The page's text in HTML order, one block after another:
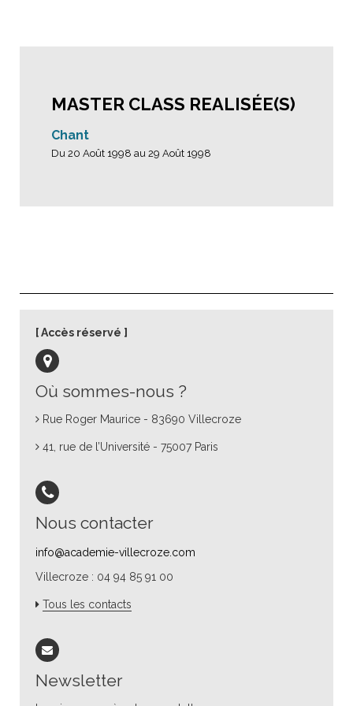
MASTER CLASS REALISÉE(S)
Chant
Du 20 Août 1998 au 29 Août 1998
Où sommes-nous ?
Rue Roger Maurice - 83690 Villecroze
41, rue de l’Université - 75007 Paris
Nous contacter
info@academie-villecroze.com
Villecroze : 04 94 85 91 00
Tous les contacts
Newsletter
Accès réservé